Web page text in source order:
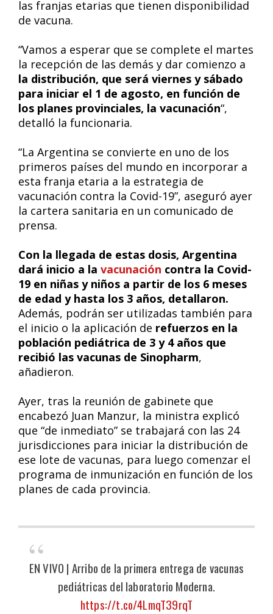
las franjas etarias que tienen disponibilidad
de vacuna.
“Vamos a esperar que se complete el martes
la recepción de las demás y dar comienzo a
la distribución, que será viernes y sábado
para iniciar el 1 de agosto, en función de
los planes provinciales, la vacunación“,
detalló la funcionaria.
“La Argentina se convierte en uno de los
primeros países del mundo en incorporar a
esta franja etaria a la estrategia de
vacunación contra la Covid-19”, aseguró ayer
la cartera sanitaria en un comunicado de
prensa.
Con la llegada de estas dosis, Argentina
dará inicio a la vacunación contra la Covid-
19 en niñas y niños a partir de los 6 meses
de edad y hasta los 3 años, detallaron.
Además, podrán ser utilizadas también para
el inicio o la aplicación de refuerzos en la
población pediátrica de 3 y 4 años que
recibió las vacunas de Sinopharm,
añadieron.
Ayer, tras la reunión de gabinete que
encabezó Juan Manzur, la ministra explicó
que “de inmediato” se trabajará con las 24
jurisdicciones para iniciar la distribución de
ese lote de vacunas, para luego comenzar el
programa de inmunización en función de los
planes de cada provincia.
EN VIVO | Arribo de la primera entrega de vacunas
pediátricas del laboratorio Moderna.
https://t.co/4LmqT39rqT